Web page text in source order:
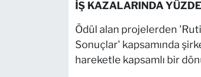
İŞ KAZALARINDA
Ödül alan projelerden
Sonuçlar' kapsamında
hareketle kapsamlı bir